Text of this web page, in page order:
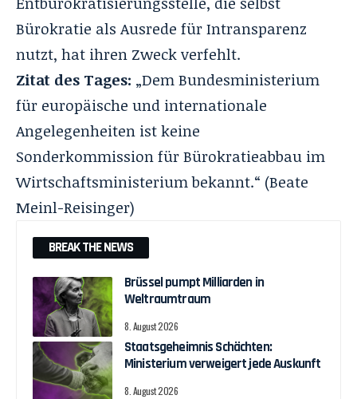
Bürokratie als Ausrede für Intransparenz
nutzt, hat ihren Zweck verfehlt.
Zitat des Tages: „Dem Bundesministerium
für europäische und internationale
Angelegenheiten ist keine
Sonderkommission für Bürokratieabbau im
Wirtschaftsministerium bekannt.“ (Beate
Meinl-Reisinger)
BREAK THE NEWS
Brüssel pumpt Milliarden in
Weltraumtraum
8. August 2026
Staatsgeheimnis Schächten:
Ministerium verweigert jede Auskunft
8. August 2026